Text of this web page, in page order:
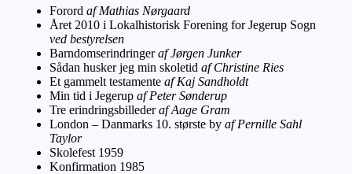
Forordaf Mathias Nørgaard
Året 2010 i Lokalhistorisk Forening for Jegerup Sogn
ved bestyrelsen
Barndomserindringeraf Jørgen Junker
Sådan husker jeg min skoletidaf Christine Ries
Et gammelt testamente af Kaj Sandholdt
Min tid i Jegerupaf Peter Sønderup
Tre erindringsbillederaf Aage Gram
London – Danmarks 10. største byaf Pernille Sahl
Taylor
Skolefest 1959
Konfirmation 1985